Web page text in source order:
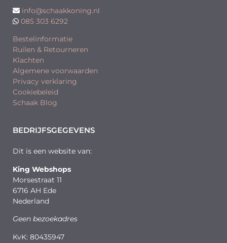
info@schaakkoning.nl
085 303 6292
Bestelinformatie
Ruilen & Retourneren
Klachten
Algemene voorwaarden
Privacy verklaring
Cookiebeleid
Schaak Blog
BEDRIJFSGEGEVENS
Dit is een website van:
King Webshops
Morsestraat 11
6716 AH Ede
Nederland
Geen bezoekadres
KvK: 80435947